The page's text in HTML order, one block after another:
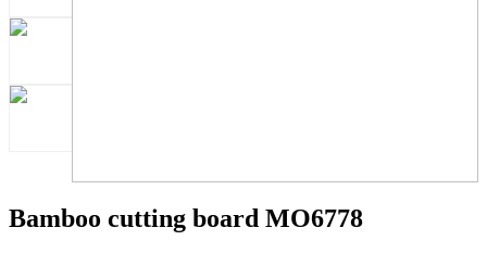
Bamboo cutting board MO6778